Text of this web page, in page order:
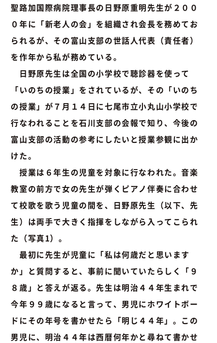
聖路加国際病院理事長の日野原重明先生が２００
０年に「新老人の会」を組織され会長を務めてお
られるが、その富山支部の世話人代表（責任者）
を作年から私が務めている。
日野原先生は全国の小学校で聴診器を使って
「いのちの授業」をされているが、その「いのち
の授業」が７月１４日に七尾市立小丸山小学校で
行なわれることを石川支部の会報で知り、今後の
富山支部の活動の参考にしたいと授業参観に出か
けた。
授業は６年生の児童を対象に行なわれた。音楽
教室の前方で女の先生が弾くピアノ伴奏に合わせ
て校歌を歌う児童の間を、日野原先生（以下、先
生）は両手で大きく指揮をしながら入ってこられ
た（写真1）。
最初に先生が児童に「私は何歳だと思います
か」と質問すると、事前に聞いていたらしく「９
８歳」と答えが返る。先生は明治４４年生まれで
今年９９歳になると言って、男児にホワイトボー
ドにその年号を書かせたら「明じ４４年」。この
男児に、明治４４年は西暦何年かと尋ねて書かせ